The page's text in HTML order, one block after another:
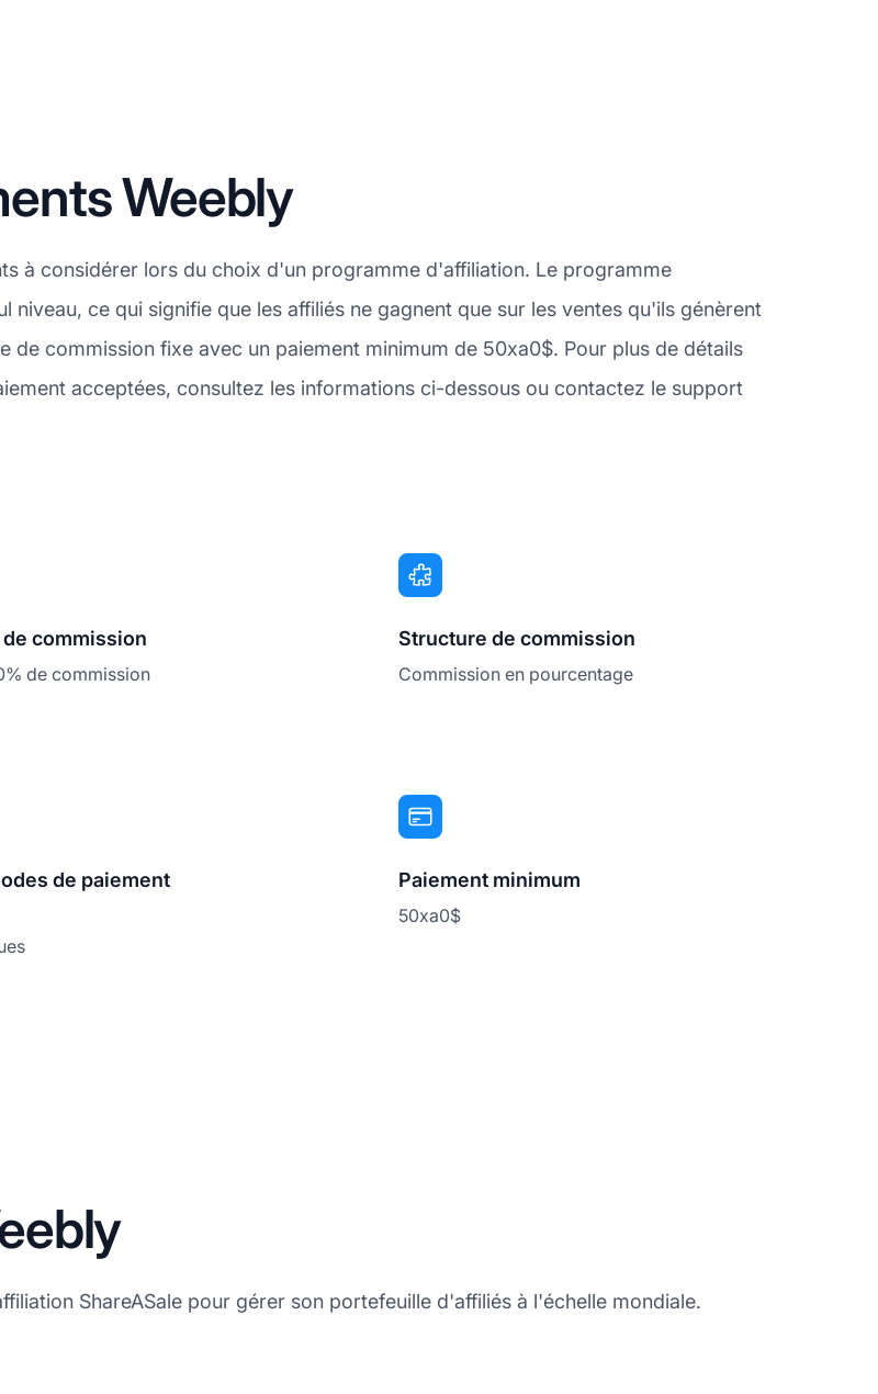
Weebly
à considérer lors du choix d'un programme d'affiliation. Le programme
ce qui signifie que les affiliés ne gagnent que sur les ventes qu'ils génèrent
commission fixe avec un paiement minimum de 50xa0$. Pour plus de détails
acceptées, consultez les informations ci-dessous ou contactez le support
de commission
de commission
Structure de commission
Commission en pourcentage
de paiement Paiement minimum
50xa0$
ShareASale pour gérer son portefeuille d'affiliés à l'échelle mondiale.